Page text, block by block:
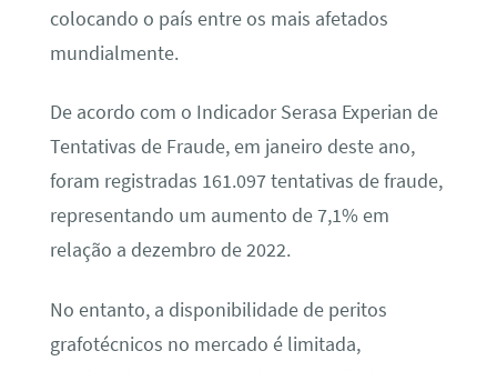
colocando o país entre os mais afetados
mundialmente.
De acordo com o Indicador Serasa Experian de
Tentativas de Fraude, em janeiro deste ano,
foram registradas 161.097 tentativas de fraude,
representando um aumento de 7,1% em
relação a dezembro de 2022.
No entanto, a disponibilidade de peritos
grafotécnicos no mercado é limitada,